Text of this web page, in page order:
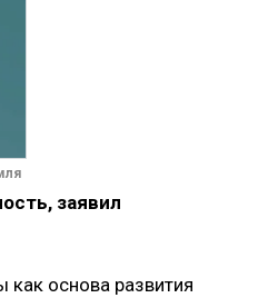
заявил
основа развития